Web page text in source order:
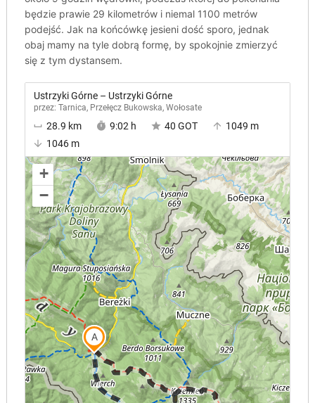
będzie prawie 29 kilometrów i niemal 1100 metrów
podejść. Jak na końcówkę jesieni dość sporo, jednak
obaj mamy na tyle dobrą formę, by spokojnie zmierzyć
się z tym dystansem.